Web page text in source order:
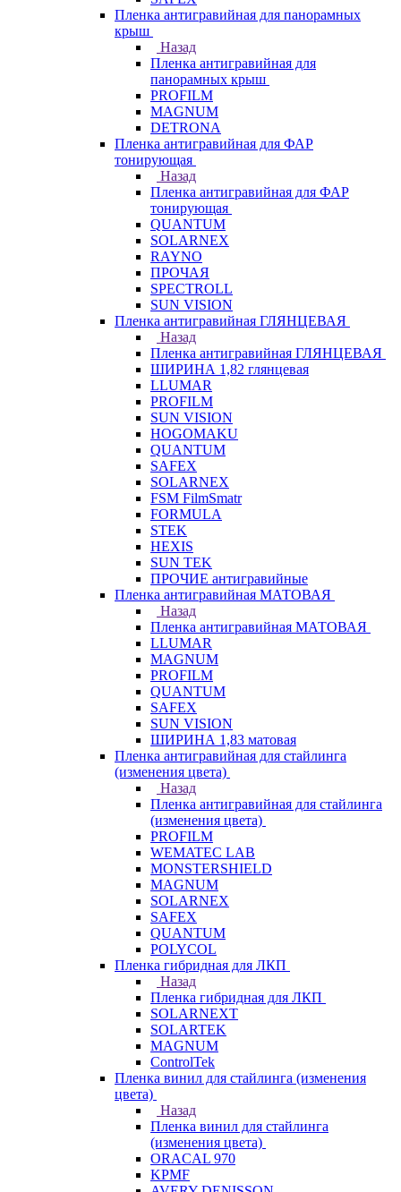
Пленка антигравийная для панорамных
крыш
Назад
Пленка антигравийная для
панорамных крыш
PROFILM
MAGNUM
DETRONA
Пленка антигравийная для ФАР
тонирующая
Назад
Пленка антигравийная для ФАР
тонирующая
QUANTUM
SOLARNEX
RAYNO
ПРОЧАЯ
SPECTROLL
SUN VISION
Пленка антигравийная ГЛЯНЦЕВАЯ
Назад
Пленка антигравийная ГЛЯНЦЕВАЯ
ШИРИНА 1,82 глянцевая
LLUMAR
PROFILM
SUN VISION
HOGOMAKU
QUANTUM
SAFEX
SOLARNEX
FSM FilmSmatr
FORMULA
STEK
HEXIS
SUN TEK
ПРОЧИЕ антигравийные
Пленка антигравийная МАТОВАЯ
Назад
Пленка антигравийная МАТОВАЯ
LLUMAR
MAGNUM
PROFILM
QUANTUM
SAFEX
SUN VISION
ШИРИНА 1,83 матовая
Пленка антигравийная для стайлинга
(изменения цвета)
Назад
Пленка антигравийная для стайлинга
(изменения цвета)
PROFILM
WEMATEC LAB
MONSTERSHIELD
MAGNUM
SOLARNEX
SAFEX
QUANTUM
POLYCOL
Пленка гибридная для ЛКП
Назад
Пленка гибридная для ЛКП
SOLARNEXT
SOLARTEK
MAGNUM
ControlTek
Пленка винил для стайлинга (изменения
цвета)
Назад
Пленка винил для стайлинга
(изменения цвета)
ORACAL 970
KPMF